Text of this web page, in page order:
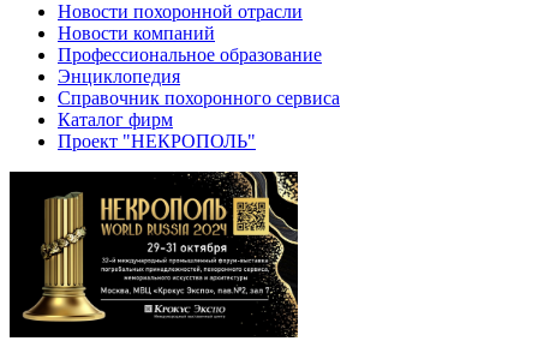
Новости похоронной отрасли
Новости компаний
Профессиональное образование
Энциклопедия
Справочник похоронного сервиса
Каталог фирм
Проект "НЕКРОПОЛЬ"